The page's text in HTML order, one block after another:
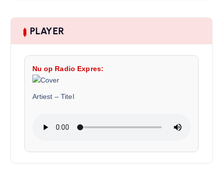
PLAYER
Nu op Radio Expres:
Artiest – Titel